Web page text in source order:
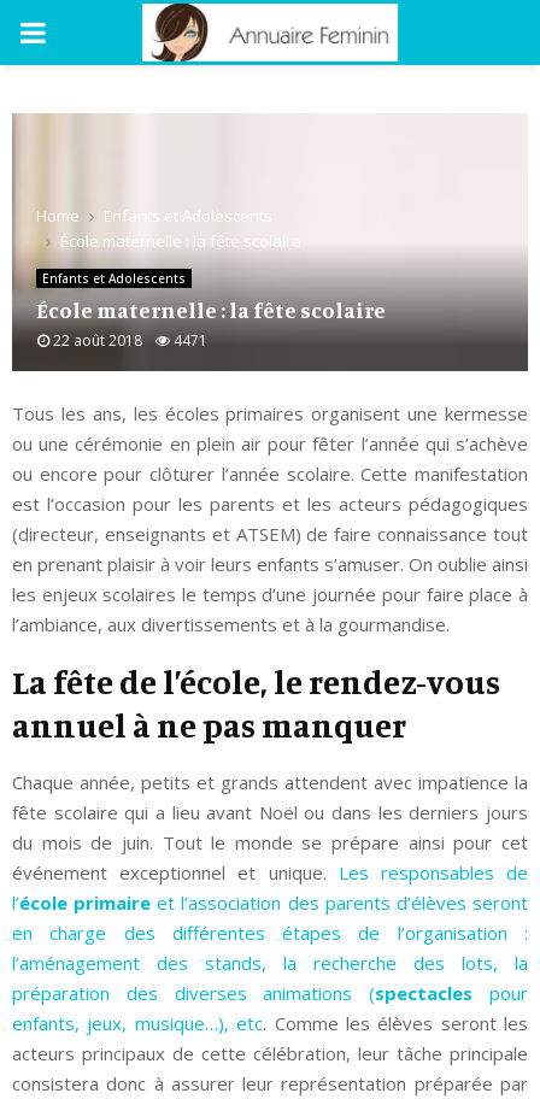
PRIMARY
Home
Enfants et Adolescents
École maternelle : la fête scolaire
Enfants et Adolescents
École maternelle : la fête scolaire
22 août 2018 4471
Tous les ans, les écoles primaires organisent une kermesse
ou une cérémonie en plein air pour fêter l’année qui s’achève
ou encore pour clôturer l’année scolaire. Cette manifestation
est l’occasion pour les parents et les acteurs pédagogiques
(directeur, enseignants et ATSEM) de faire connaissance tout
en prenant plaisir à voir leurs enfants s’amuser. On oublie ainsi
les enjeux scolaires le temps d’une journée pour faire place à
l’ambiance, aux divertissements et à la gourmandise.
La fête de l’école, le rendez-vous
annuel à ne pas manquer
Chaque année, petits et grands attendent avec impatience la
fête scolaire qui a lieu avant Noël ou dans les derniers jours
du mois de juin. Tout le monde se prépare ainsi pour cet
événement exceptionnel et unique. Les responsables de
l’école primaire et l’association des parents d’élèves seront
en charge des différentes étapes de l’organisation :
l’aménagement des stands, la recherche des lots, la
préparation des diverses animations (spectacles pour
enfants, jeux, musique…), etc. Comme les élèves seront les
acteurs principaux de cette célébration, leur tâche principale
consistera donc à assurer leur représentation préparée par